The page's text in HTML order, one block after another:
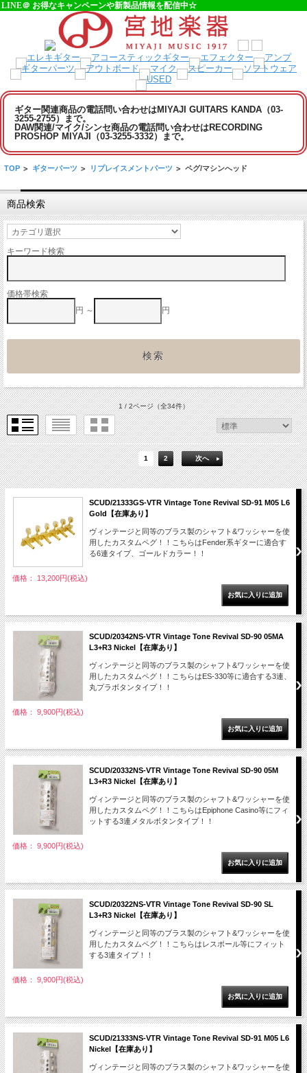
LINE＠ お得なキャンペーンや新製品情報を配信中☆
ギター関連商品の電話問い合わせはMIYAJI GUITARS KANDA（03-
3255-2755）まで。
DAW関連/マイク/シンセ商品の電話問い合わせはRECORDING
PROSHOP MIYAJI（03-3255-3332）まで。
TOP > ギターパーツ > リプレイスメントパーツ > ペグ/マシンへッド
商品検索
キーワード検索
価格帯検索
円 ～
円
1 / 2ページ（全34件）
1 2 次へ
SCUD/21333GS-VTR Vintage Tone Revival SD-91 M05 L6
Gold【在庫あり】
ヴィンテージと同等のブラス製のシャフト&ワッシャーを使
用したカスタムペグ！！こちらはFender系ギターに適合す
る6連タイプ、ゴールドカラー！！
価格： 13,200円(税込)
SCUD/20342NS-VTR Vintage Tone Revival SD-90 05MA
L3+R3 Nickel【在庫あり】
ヴィンテージと同等のブラス製のシャフト&ワッシャーを使
用したカスタムペグ！！こちらはES-330等に適合する3連、
丸プラボタンタイプ！！
価格： 9,900円(税込)
SCUD/20332NS-VTR Vintage Tone Revival SD-90 05M
L3+R3 Nickel【在庫あり】
ヴィンテージと同等のブラス製のシャフト&ワッシャーを使
用したカスタムペグ！！こちらはEpiphone Casino等にフィ
ットする3連メタルボタンタイプ！！
価格： 9,900円(税込)
SCUD/20322NS-VTR Vintage Tone Revival SD-90 SL
L3+R3 Nickel【在庫あり】
ヴィンテージと同等のブラス製のシャフト&ワッシャーを使
用したカスタムペグ！！こちらはレスポール等にフィット
する3連タイプ！！
価格： 9,900円(税込)
SCUD/21333NS-VTR Vintage Tone Revival SD-91 M05 L6
Nickel【在庫あり】
ヴィンテージと同等のブラス製のシャフト&ワッシャーを使